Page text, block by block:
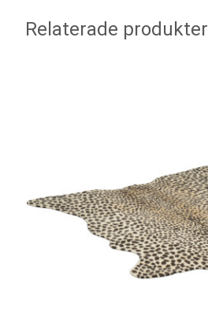
Relaterade produkter